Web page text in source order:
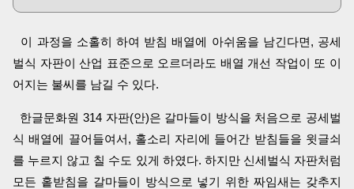
이 과정을 소홀히 하여 받침 배열에 아쉬움을 남긴다면, 공세
벌식 자판이 산업 표준으로 오르더라도 배열 개선 작업이 또 이
어지는 불씨를 남길 수 있다.
한글문화원 314 자판(안)은 갈마들이 방식을 처음으로 공세벌
식 배열에 끌어들여서, 홀소리 자리에 들어간 받침들을 윗글쇠
를 누르지 않고 칠 수도 있게 하였다. 하지만 신세벌식 자판처럼
모든 홑받침을 갈마들이 방식으로 넣기 위한 짜임새는 갖추지